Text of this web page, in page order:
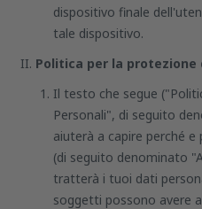
dispositivo finale
tale dispositivo.
Politica per la protezione
Il testo che segue
Personali", di seguito
aiuterà a capire perché e
(di seguito denominato
tratterà i tuoi dati
soggetti possono avere